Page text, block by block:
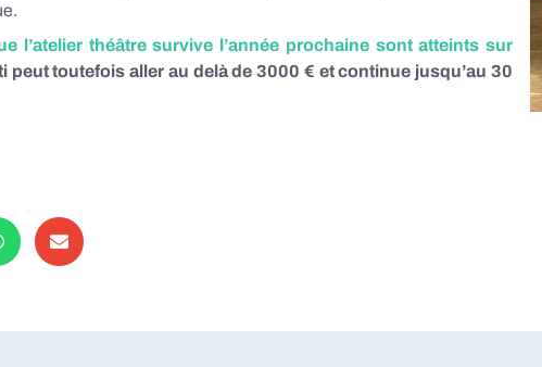
l’atelier théâtre survive l’année prochaine sont atteints sur
peut toutefois aller au delà de 3000 € et continue jusqu’au 30